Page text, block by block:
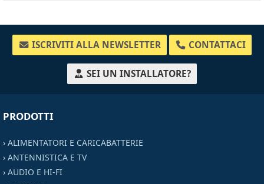
ISCRIVITI ALLA NEWSLETTER CONTATTACI
SEI UN INSTALLATORE?
PRODOTTI
› ALIMENTATORI E CARICABATTERIE
› ANTENNISTICA E TV
› AUDIO E HI-FI